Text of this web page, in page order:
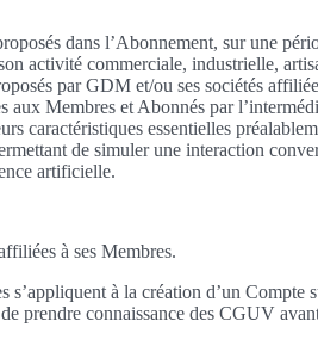
dans l’Abonnement, sur une
activité commerciale, industrielle,
par GDM et/ou ses sociétés
aux Membres et Abonnés par
caractéristiques essentielles
de simuler une interaction
artificielle.
à ses Membres.
à la création d’un Compte
prendre connaissance des CGUV